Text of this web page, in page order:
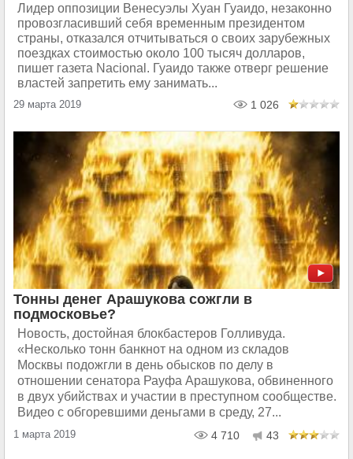
Лидер оппозиции Венесуэлы Хуан Гуаидо, незаконно
провозгласивший себя временным президентом
страны, отказался отчитываться о своих зарубежных
поездках стоимостью около 100 тысяч долларов,
пишет газета Nacional. Гуаидо также отверг решение
властей запретить ему занимать...
29 марта 2019 1 026
Тонны денег Арашукова сожгли в
подмосковье?
Новость, достойная блокбастеров Голливуда.
«Несколько тонн банкнот на одном из складов
Москвы подожгли в день обысков по делу в
отношении сенатора Рауфа Арашукова, обвиненного
в двух убийствах и участии в преступном сообществе.
Видео с обгоревшими деньгами в среду, 27...
1 марта 2019 4 710 43